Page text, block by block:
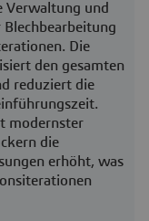
Verwaltung und
Die
den gesamten
reduziert die
modernster
die
erhöht, was